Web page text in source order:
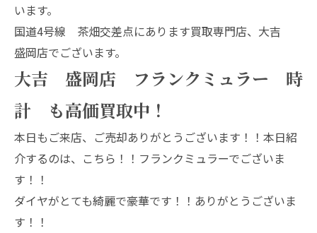
います。
国道4号線 茶畑交差点にあります買取専門店、大吉
盛岡店でございます。
大吉 盛岡店 フランクミュラー 時
計 も高価買取中！
本日もご来店、ご売却ありがとうございます！！本日紹
介するのは、こちら！！フランクミュラーでございま
す！！
ダイヤがとても綺麗で豪華です！！ありがとうございま
す！！